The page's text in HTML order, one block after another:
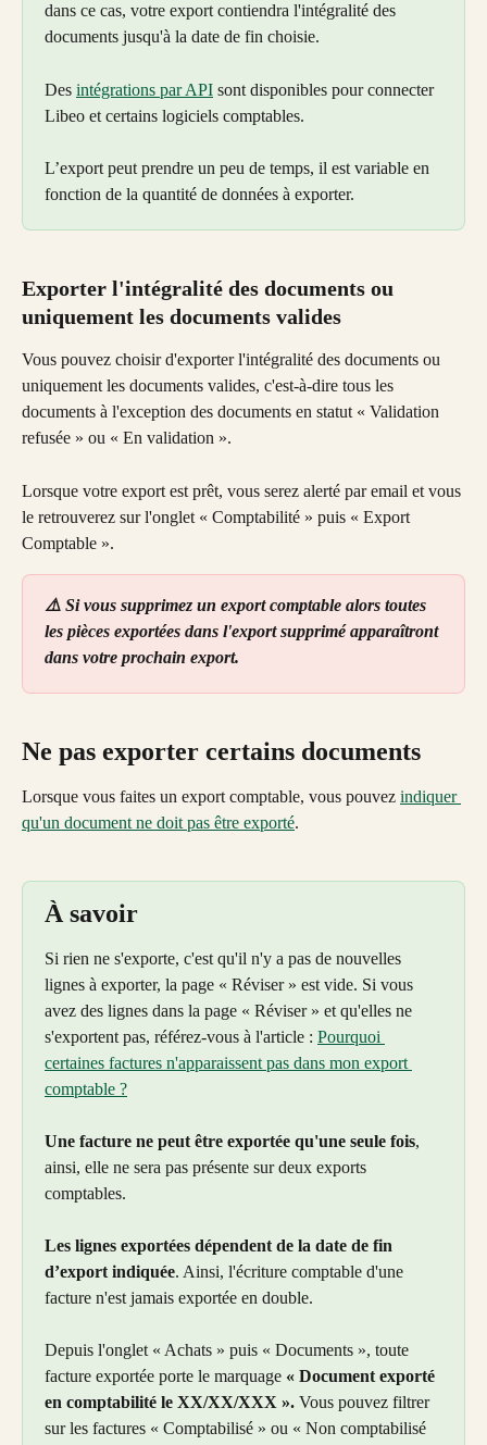
dans ce cas, votre export contiendra l'intégralité des
documents jusqu'à la date de fin choisie.
Des intégrations par API sont disponibles pour connecter
Libeo et certains logiciels comptables.
L’export peut prendre un peu de temps, il est variable en
fonction de la quantité de données à exporter.
Exporter l'intégralité des documents ou
uniquement les documents valides
Vous pouvez choisir d'exporter l'intégralité des documents ou
uniquement les documents valides, c'est-à-dire tous les
documents à l'exception des documents en statut « Validation
refusée » ou « En validation ».
Lorsque votre export est prêt, vous serez alerté par email et vous
le retrouverez sur l'onglet « Comptabilité » puis « Export
Comptable ».
⚠️ Si vous supprimez un export comptable alors toutes
les pièces exportées dans l'export supprimé apparaîtront
dans votre prochain export.
Ne pas exporter certains documents
Lorsque vous faites un export comptable, vous pouvez indiquer
qu'un document ne doit pas être exporté.
À savoir
Si rien ne s'exporte, c'est qu'il n'y a pas de nouvelles
lignes à exporter, la page « Réviser » est vide. Si vous
avez des lignes dans la page « Réviser » et qu'elles ne
s'exportent pas, référez-vous à l'article : Pourquoi
certaines factures n'apparaissent pas dans mon export
comptable ?
Une facture ne peut être exportée qu'une seule fois,
ainsi, elle ne sera pas présente sur deux exports
comptables.
Les lignes exportées dépendent de la date de fin
d’export indiquée. Ainsi, l'écriture comptable d'une
facture n'est jamais exportée en double.
Depuis l'onglet « Achats » puis « Documents », toute
facture exportée porte le marquage « Document exporté
en comptabilité le XX/XX/XXX ». Vous pouvez filtrer
sur les factures « Comptabilisé » ou « Non comptabilisé